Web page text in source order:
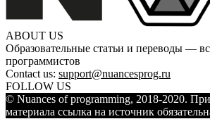
ABOUT US
Образовательные статьи и переводы —
программистов
Contact us: support@nuancesprog.ru
FOLLOW US
© Nuances of programming, 2018-2020.
материала ссылка на источник